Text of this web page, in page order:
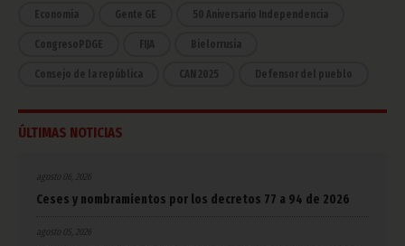
Economía Gente GE 50 Aniversario Independencia
CongresoPDGE FIJA Bielorrusia
Consejo de la república CAN 2025 Defensor del pueblo
ÚLTIMAS NOTICIAS
agosto 06, 2026
Ceses y nombramientos por los decretos 77 a 94 de 2026
agosto 05, 2026